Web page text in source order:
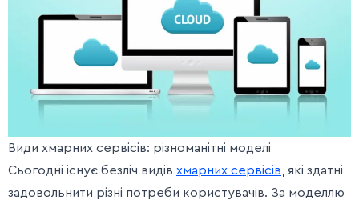
Види хмарних сервісів: різноманітні моделі
Сьогодні існує безліч видів хмарних сервісів , які здатні
задовольнити різні потреби користувачів. За моделлю